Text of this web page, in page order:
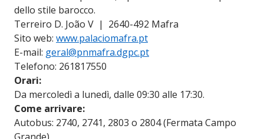
dello stile barocco.
Terreiro D. João V | 2640-492 Mafra
Sito web: www.palaciomafra.pt
E-mail: geral@pnmafra.dgpc.pt
Telefono: 261817550
Orari:
Da mercoledì a lunedì, dalle 09:30 alle 17:30.
Come arrivare:
Autobus: 2740, 2741, 2803 o 2804 (Fermata Campo